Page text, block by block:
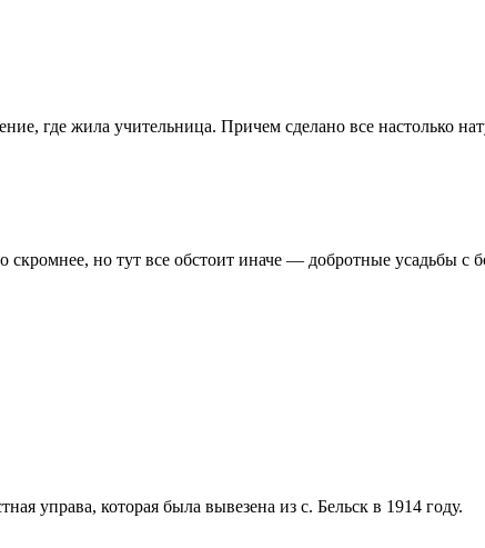
где жила учительница. Причем сделано все настолько
скромнее, но тут все обстоит иначе — добротные
управа, которая была вывезена из с. Бельск в 1914 году.